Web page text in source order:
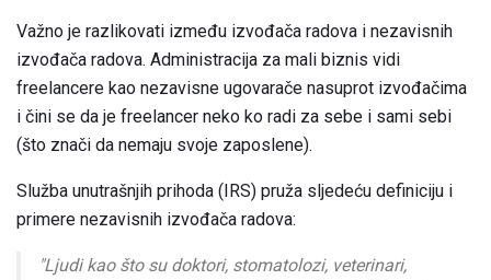
Važno je razlikovati između izvođača radova i nezavisnih
izvođača radova. Administracija za mali biznis vidi
freelancere kao nezavisne ugovarače nasuprot izvođačima
i čini se da je freelancer neko ko radi za sebe i sami sebi
(što znači da nemaju svoje zaposlene).
Služba unutrašnjih prihoda (IRS) pruža sljedeću definiciju i
primere nezavisnih izvođača radova:
"Ljudi kao što su doktori, stomatolozi, veterinari,